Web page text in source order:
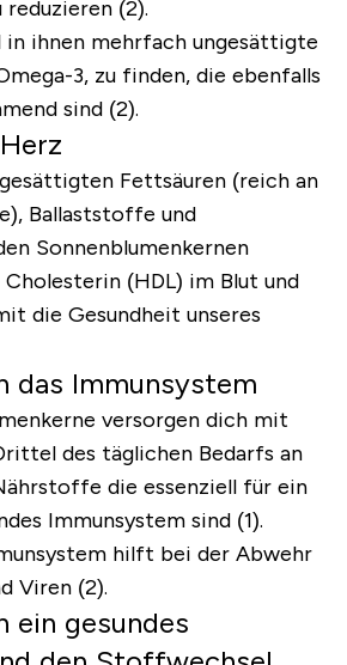
reduzieren (2).
ihnen mehrfach ungesättigte
3, zu finden, die ebenfalls
sind (2).
Fettsäuren (reich an
Ballaststoffe und
Sonnenblumenkernen
(HDL) im Blut und
die Gesundheit unseres
das Immunsystem
versorgen dich mit
des täglichen Bedarfs an
die essenziell für ein
Immunsystem sind (1).
hilft bei der Abwehr
Viren (2).
ein gesundes